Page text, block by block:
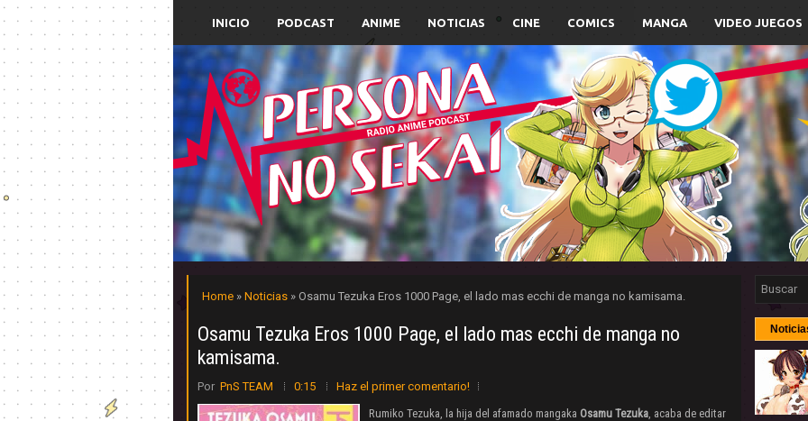
INICIO PODCAST ANIME NOTICIAS CINE COMICS MANGA VIDEO JUEGOS
Home » Noticias » Osamu Tezuka Eros 1000 Page, el lado mas ecchi de manga no kamisama.
Osamu Tezuka Eros 1000 Page, el lado mas ecchi de manga no
kamisama.
Por PnS TEAM 0:15
Haz el primer comentario!
Rumiko Tezuka, la hija del afamado mangaka Osamu Tezuka, acaba de editar